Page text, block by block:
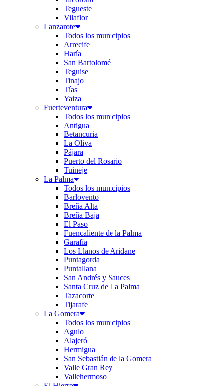
Tegueste
Vilaflor
Lanzarote
Todos los municipios
Arrecife
Haría
San Bartolomé
Teguise
Tinajo
Tías
Yaiza
Fuerteventura
Todos los municipios
Antigua
Betancuria
La Oliva
Pájara
Puerto del Rosario
Tuineje
La Palma
Todos los municipios
Barlovento
Breña Alta
Breña Baja
El Paso
Fuencaliente de la Palma
Garafía
Los Llanos de Aridane
Puntagorda
Puntallana
San Andrés y Sauces
Santa Cruz de La Palma
Tazacorte
Tijarafe
La Gomera
Todos los municipios
Agulo
Alajeró
Hermigua
San Sebastián de la Gomera
Valle Gran Rey
Vallehermoso